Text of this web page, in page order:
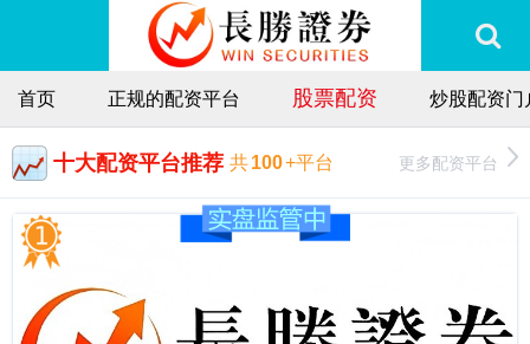
首页 正规的配资平台 股票配资 炒股配资门
十大配资平台推荐 共100+平台 更多配资平台